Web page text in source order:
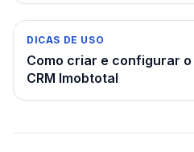
DICAS DE USO
Como criar e configurar
CRM Imobtotal